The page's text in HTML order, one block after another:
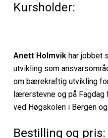
Kursholder:
Anett Holmvik har jobbet
utvikling som
om bærekraftig utvikling
lærerstevne og på Fagdag
ved Høgskolen i Bergen
Bestilling og pris: